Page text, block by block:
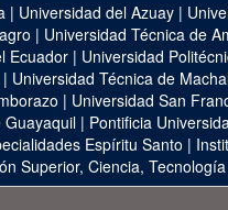
| Universidad del Azuay |
| Universidad Técnica de
Ecuador| Universidad
| Universidad Técnica de
| Universidad San
Guayaquil | Pontificia
Espíritu Santo |
Superior, Ciencia,